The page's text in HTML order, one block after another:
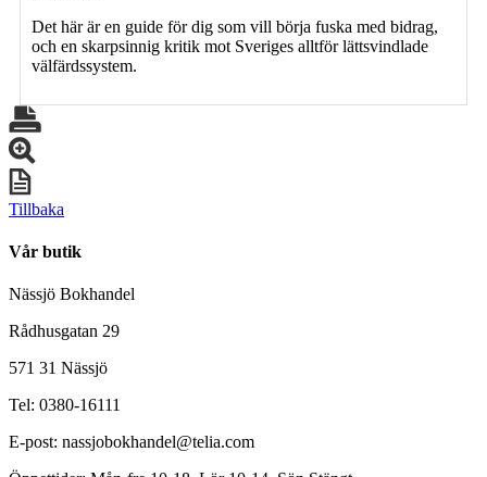
Det här är en guide för dig som vill börja fuska med bidrag,
och en skarpsinnig kritik mot Sveriges alltför lättsvindlade
välfärdssystem.
Tillbaka
Vår butik
Nässjö Bokhandel
Rådhusgatan 29
571 31 Nässjö
Tel: 0380-16111
E-post: nassjobokhandel@telia.com